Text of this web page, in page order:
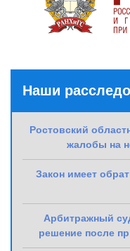
Наши
Ростовский
жалобы на
Закон имеет
Арбитражный
решение после